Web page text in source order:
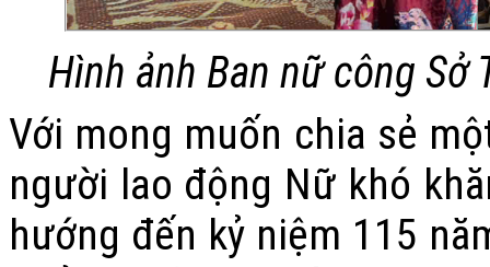
Hình ảnh Ban nữ công
Với mong muốn chia sẻ
người lao động Nữ khó
hướng đến kỷ niệm 115